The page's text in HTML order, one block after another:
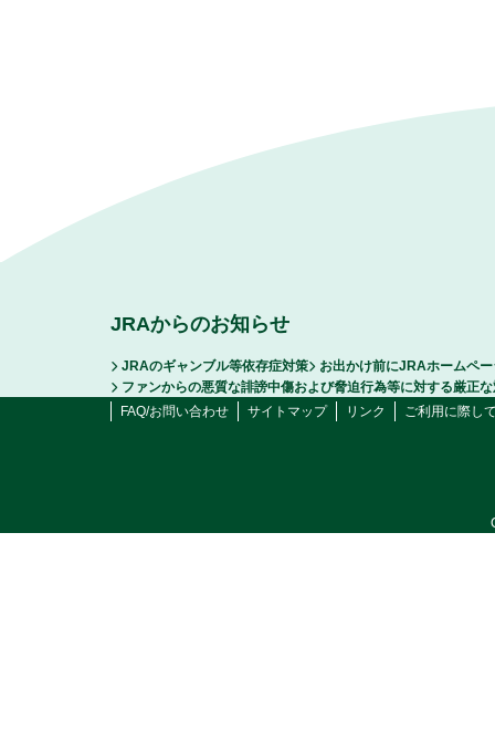
JRAからのお知らせ
JRAのギャンブル等依存症対策
お出かけ前にJRAホームペ
ファンからの悪質な誹謗中傷および脅迫行為等に対する厳正
FAQ/お問い合わせ
サイトマップ リンク ご利用に際し